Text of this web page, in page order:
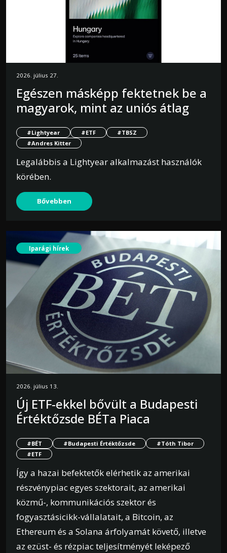
2026. július 27.
Egészen másképp fektetnek be a
magyarok, mint az uniós átlag
#Lightyear #ETF
#TBSZ
#Andres Kitter
Legalábbis a Lightyear alkalmazást használók
körében.
Bővebben
Iparági hírek
2026. július 13.
Új ETF-ekkel bővült a Budapesti
Értéktőzsde BÉTa Piaca
#BÉT #Budapesti Értéktőzsde
#Tóth Tibor
#ETF
Így a hazai befektetők elérhetik az amerikai
részvénypiac egyes szektorait, az amerikai
közmű-, kommunikációs szektor és
fogyasztásicikk-vállalatait, a Bitcoin, az
Ethereum és a Solana árfolyamát követő, illetve
az ezüst- és rézpiac teljesítményét leképező